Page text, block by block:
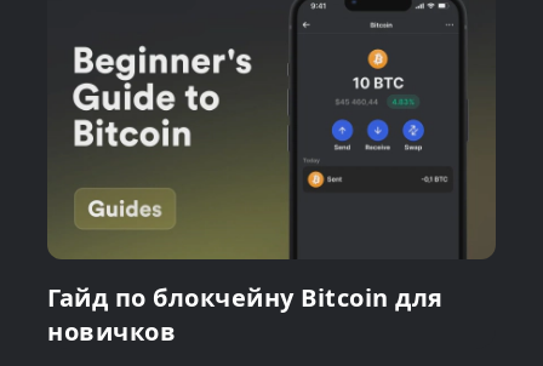
Гайд по блокчейну Bitcoin для
новичков